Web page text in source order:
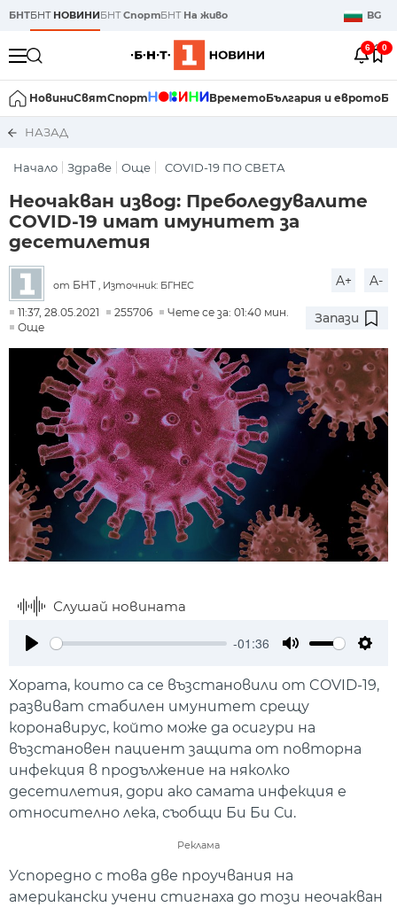
БНТБНТ НОВИНИБНТСпортБНТ На живо BG
6 0
НовиниСвятСпорт ВреметоБългария и еврото
НАЗАД
Начало Здраве Още COVID-19 ПО СВЕТА
Неочакван извод: Преболедувалите
COVID-19 имат имунитет за
десетилетия
от БНТ , Източник: БГНЕС A+ A-
11:37, 28.05.2021 255706
Чете се за: 01:40 мин.
Още
Запази
Слушай новината
-01:36
Хората, които са се възстановили от COVID-19,
развиват стабилен имунитет срещу
коронавирус, който може да осигури на
възстановен пациент защита от повторна
инфекция в продължение на няколко
десетилетия, дори ако самата инфекция е
относително лека, съобщи Би Би Си.
Реклама
Успоредно с това две проучвания на
американски учени стигнаха до този неочакван